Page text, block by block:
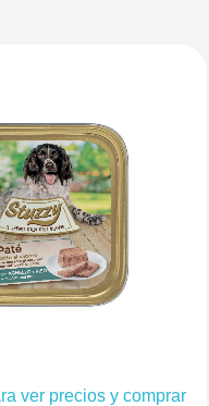
ver precios y comprar